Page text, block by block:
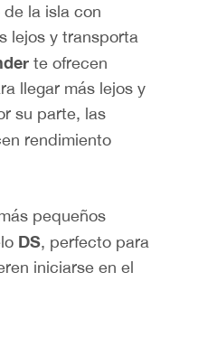
la isla con
lejos y transporta
te ofrecen
llegar más lejos y
su parte, las
rendimiento
pequeños
DS, perfecto para
iniciarse en el